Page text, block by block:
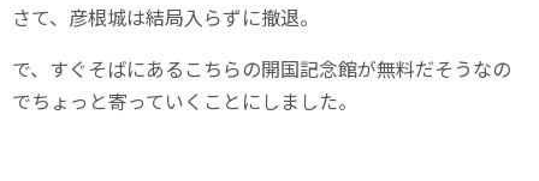
さて、彦根城は結局入らずに撤退。
で、すぐそばにあるこちらの開国記念館が無料だそうなの
でちょっと寄っていくことにしました。